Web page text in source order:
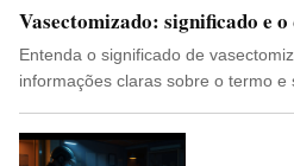
Vasectomizado: significado e
Entenda o significado de
informações claras sobre o termo e